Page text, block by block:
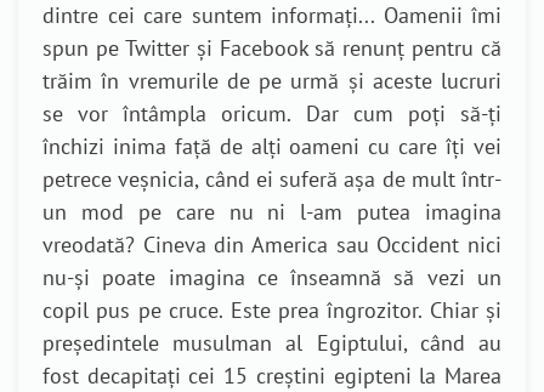
dintre cei care suntem informați... Oamenii îmi
spun pe Twitter și Facebook să renunț pentru că
trăim în vremurile de pe urmă și aceste lucruri
se vor întâmpla oricum. Dar cum poți să-ți
închizi inima față de alți oameni cu care îți vei
petrece veșnicia, când ei suferă așa de mult într-
un mod pe care nu ni l-am putea imagina
vreodată? Cineva din America sau Occident nici
nu-și poate imagina ce înseamnă să vezi un
copil pus pe cruce. Este prea îngrozitor. Chiar și
președintele musulman al Egiptului, când au
fost decapitați cei 15 creștini egipteni la Marea